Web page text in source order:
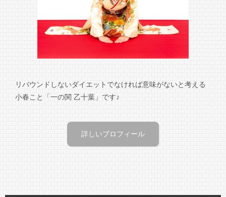
リバウンドしないダイエットでなければ意味がないと考える
小春こと「一の関 乙十葉」です♪
詳しいプロフィール